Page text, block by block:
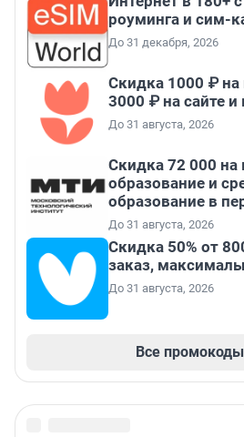
роуминга и сим-
До 31 декабря, 2026
Скидка 1000 ₽ на
3000 ₽ на сайте
До 31 августа, 2026
Скидка 72 000
образование и
образование в
До 31 августа, 2026
Скидка 50% от
заказ,
До 31 августа, 2026
Все промокоды